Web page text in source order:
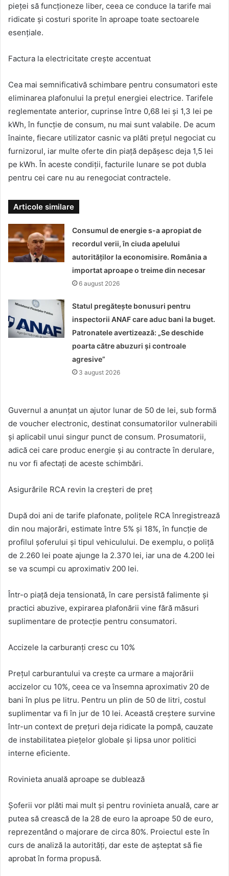
pieței să funcționeze liber, ceea ce conduce la tarife mai
ridicate și costuri sporite în aproape toate sectoarele
esențiale.
Factura la electricitate crește accentuat
Cea mai semnificativă schimbare pentru consumatori este
eliminarea plafonului la prețul energiei electrice. Tarifele
reglementate anterior, cuprinse între 0,68 lei și 1,3 lei pe
kWh, în funcție de consum, nu mai sunt valabile. De acum
înainte, fiecare utilizator casnic va plăti prețul negociat cu
furnizorul, iar multe oferte din piață depășesc deja 1,5 lei
pe kWh. În aceste condiții, facturile lunare se pot dubla
pentru cei care nu au renegociat contractele.
Articole similare
Consumul de energie s-a apropiat de
recordul verii, în ciuda apelului
autorităților la economisire. România a
importat aproape o treime din necesar
6 august 2026
Statul pregătește bonusuri pentru
inspectorii ANAF care aduc bani la buget.
Patronatele avertizează: „Se deschide
poarta către abuzuri și controale
agresive”
3 august 2026
Guvernul a anunțat un ajutor lunar de 50 de lei, sub formă
de voucher electronic, destinat consumatorilor vulnerabili
și aplicabil unui singur punct de consum. Prosumatorii,
adică cei care produc energie și au contracte în derulare,
nu vor fi afectați de aceste schimbări.
Asigurările RCA revin la creșteri de preț
După doi ani de tarife plafonate, polițele RCA înregistrează
din nou majorări, estimate între 5% și 18%, în funcție de
profilul șoferului și tipul vehiculului. De exemplu, o poliță
de 2.260 lei poate ajunge la 2.370 lei, iar una de 4.200 lei
se va scumpi cu aproximativ 200 lei.
Într-o piață deja tensionată, în care persistă falimente și
practici abuzive, expirarea plafonării vine fără măsuri
suplimentare de protecție pentru consumatori.
Accizele la carburanți cresc cu 10%
Prețul carburantului va crește ca urmare a majorării
accizelor cu 10%, ceea ce va însemna aproximativ 20 de
bani în plus pe litru. Pentru un plin de 50 de litri, costul
suplimentar va fi în jur de 10 lei. Această creștere survine
într-un context de prețuri deja ridicate la pompă, cauzate
de instabilitatea piețelor globale și lipsa unor politici
interne eficiente.
Rovinieta anuală aproape se dublează
Șoferii vor plăti mai mult și pentru rovinieta anuală, care ar
putea să crească de la 28 de euro la aproape 50 de euro,
reprezentând o majorare de circa 80%. Proiectul este în
curs de analiză la autorități, dar este de așteptat să fie
aprobat în forma propusă.